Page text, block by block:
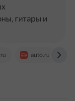
auto.ru
гитары и